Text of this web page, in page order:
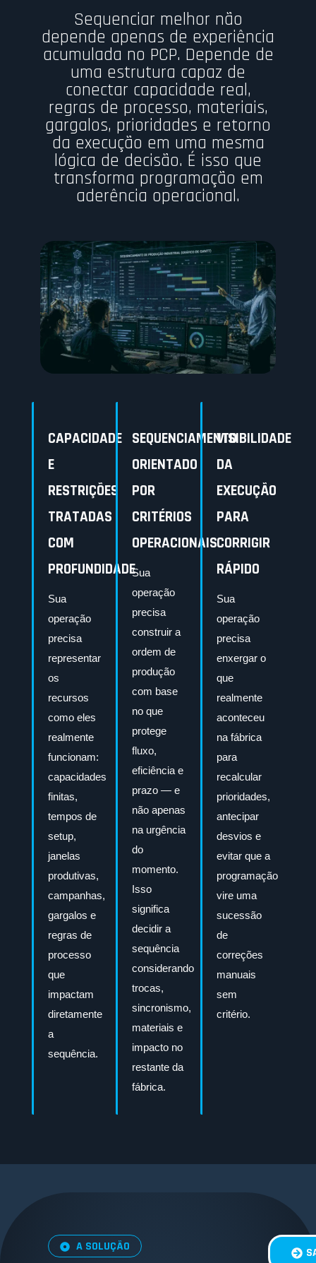
Sequenciar melhor não
depende apenas de experiência
acumulada no PCP. Depende de
uma estrutura capaz de
conectar capacidade real,
regras de processo, materiais,
gargalos, prioridades e retorno
da execução em uma mesma
lógica de decisão. É isso que
transforma programação em
aderência operacional.
CAPACIDADE
E
RESTRIÇÕES
TRATADAS
COM
PROFUNDIDADE
Sua
operação
precisa
representar
os
recursos
como eles
realmente
funcionam:
capacidades
finitas,
tempos de
setup,
janelas
produtivas,
campanhas,
gargalos e
regras de
processo
que
impactam
diretamente
a
sequência.
SEQUENCIAMENTO
ORIENTADO
POR
CRITÉRIOS
OPERACIONAIS
Sua
operação
precisa
construir a
ordem de
produção
com base
no que
protege
fluxo,
eficiência e
prazo — e
não apenas
na urgência
do
momento.
Isso
significa
decidir a
sequência
considerando
trocas,
sincronismo,
materiais e
impacto no
restante da
fábrica.
VISIBILIDADE
DA
EXECUÇÃO
PARA
CORRIGIR
RÁPIDO
Sua
operação
precisa
enxergar o
que
realmente
aconteceu
na fábrica
para
recalcular
prioridades,
antecipar
desvios e
evitar que a
programação
vire uma
sucessão
de
correções
manuais
sem
critério.
A SOLUÇÃO